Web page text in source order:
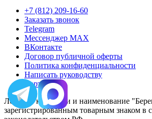
+7 (812) 209-16-60
Заказать звонок
Telegram
Мессенджер MAX
ВКонтакте
Договор публичной оферты
Политика конфиденциальности
Написать руководству
Карта сайта
Логотип компании и наименование
зарегистрированным товарным знаком в